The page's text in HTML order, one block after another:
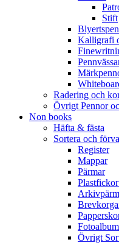
Stift
Kalligrafi
Radering och
Övrigt Pennor
Non books
Häfta & fästa
Sortera och
Register
Mappar
Pärmar
Fotoalbum
Övrigt